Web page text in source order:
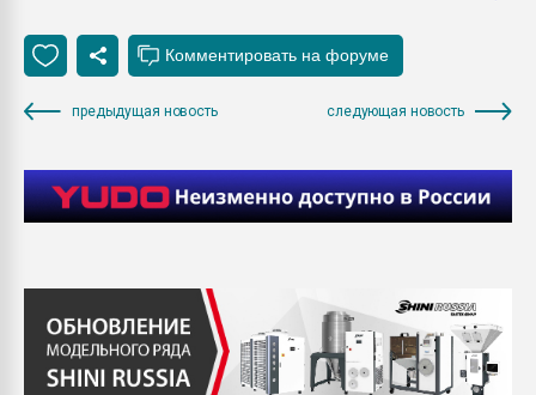
предыдущая новость следующая новость